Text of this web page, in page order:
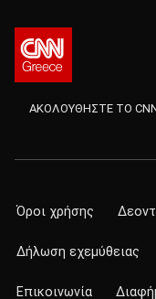
ΑΚΟΛΟΥΘΗΣΤΕ ΤΟ
Όροι χρήσης
Δήλωση εχεμύθειας
Επικοινωνία